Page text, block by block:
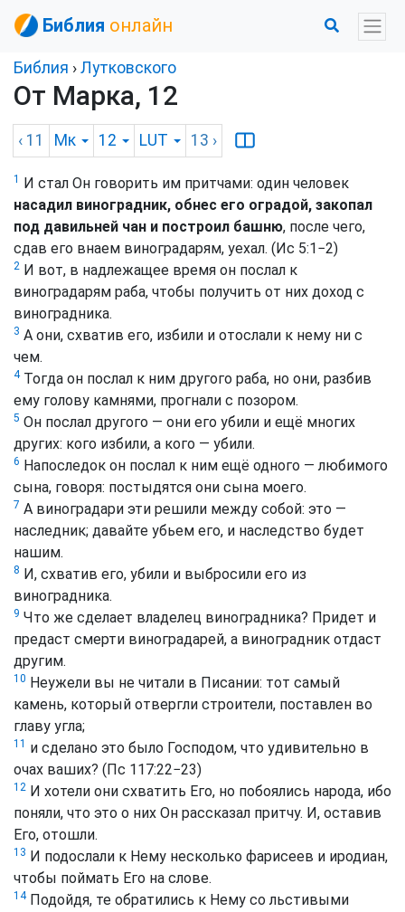
Библия онлайн
Библия › Лутковского
От Марка, 12
‹ 11 Мк 12 LUT 13 ›
1
И стал Он говорить им притчами: один человек
насадил виноградник, обнес его оградой, закопал
под давильней чан и построил башню, после чего,
сдав его внаем виноградарям, уехал. (Ис 5:1−2)
2 И вот, в надлежащее время он послал к
виноградарям раба, чтобы получить от них доход с
виноградника.
3 А они, схватив его, избили и отослали к нему ни с
чем.
4Тогда он послал к ним другого раба, но они, разбив
ему голову камнями, прогнали с позором.
5 Он послал другого — они его убили и ещё многих
других: кого избили, а кого — убили.
6 Напоследок он послал к ним ещё одного — любимого
сына, говоря: постыдятся они сына моего.
7 А виноградари эти решили между собой: это —
наследник; давайте убьем его, и наследство будет
нашим.
8 И, схватив его, убили и выбросили его из
виноградника.
9 Что же сделает владелец виноградника? Придет и
предаст смерти виноградарей, а виноградник отдаст
другим.
10 Неужели вы не читали в Писании: тот самый
камень, который отвергли строители, поставлен во
главу угла;
11 и сделано это было Господом, что удивительно в
очах ваших? (Пс 117:22−23)
12 И хотели они схватить Его, но побоялись народа, ибо
поняли, что это о них Он рассказал притчу. И, оставив
Его, отошли.
13 И подослали к Нему несколько фарисеев и иродиан,
чтобы поймать Его на слове.
14Подойдя, те обратились к Нему со льстивыми